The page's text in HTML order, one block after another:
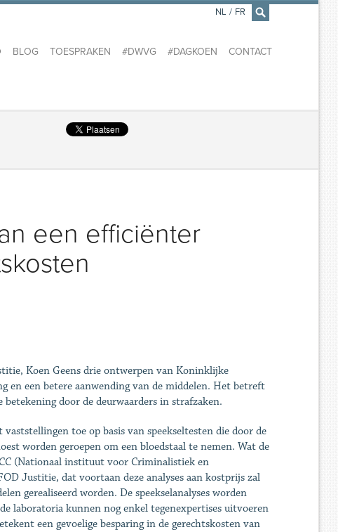
×
BLOG TOESPRAKEN #DWVG #DAGKOEN CONTACT
NL / FR
een efficiënter
Koen Geens drie ontwerpen van Koninklijke
en een betere aanwending van de middelen. Het betreft
betekening door de deurwaarders in strafzaken.
toe op basis van speekseltesten die door de
worden geroepen om een bloedstaal te nemen. Wat de
(Nationaal instituut voor Criminalistiek en
Justitie, dat voortaan deze analyses aan kostprijs zal
gerealiseerd worden. De speekselanalyses worden
laboratoria kunnen nog enkel tegenexpertises uitvoeren
een gevoelige besparing in de gerechtskosten van